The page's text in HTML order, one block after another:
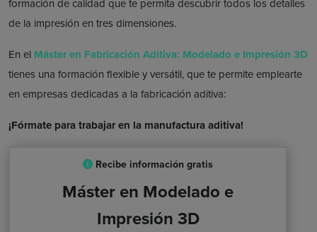
formación de calidad que te permita descubrir todos los detalles
de la impresión en tres dimensiones.
En el Máster en Fabricación Aditiva: Modelado e Impresión 3D
tienes una formación flexible y versátil, que te permite emplearte
en empresas dedicadas a la fabricación aditiva:
¡Fórmate para trabajar en la manufactura aditiva!
Recibe información gratis
Máster en Modelado e
Impresión 3D